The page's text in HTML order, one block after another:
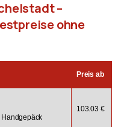
–
ohne
Preis ab
Handgepäck
103.03 €